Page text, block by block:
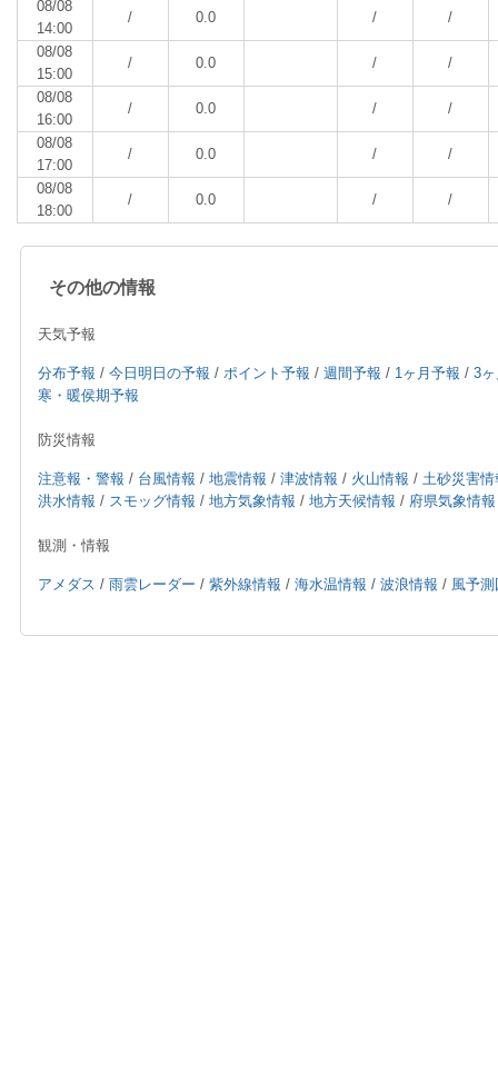
08/08
14:00
/ 0.0 / /
08/08
15:00
/ 0.0 / /
08/08
16:00
/ 0.0 / /
08/08
17:00
/ 0.0 / /
08/08
18:00
/ 0.0 / /
その他の情報
天気予報
分布予報 / 今日明日の予報 / ポイント予報 / 週間予報 / 1ヶ月予報 / 3
寒・暖侯期予報
防災情報
注意報・警報 / 台風情報 / 地震情報 / 津波情報 / 火山情報 / 土砂災害情
洪水情報 / スモッグ情報 / 地方気象情報 / 地方天候情報 / 府県気象情報
観測・情報
アメダス / 雨雲レーダー / 紫外線情報 / 海水温情報 / 波浪情報 / 風予測